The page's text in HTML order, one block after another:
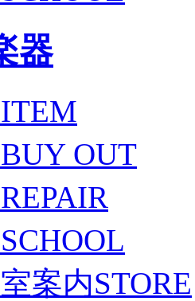
器
ITEM
BUY OUT
REPAIR
SCHOOL
案内STORE